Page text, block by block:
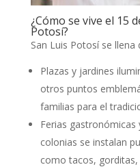
¿Cómo se vive el 15
Potosí?
San Luis Potosí se llena
Plazas y jardines
otros puntos
familias para el
Ferias gastronómicas
colonias se instalan
como tacos,